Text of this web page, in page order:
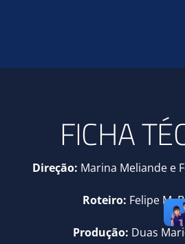
FICHA
Direção: Marina Meliande e
Roteiro: Felipe M.
Produção: Duas